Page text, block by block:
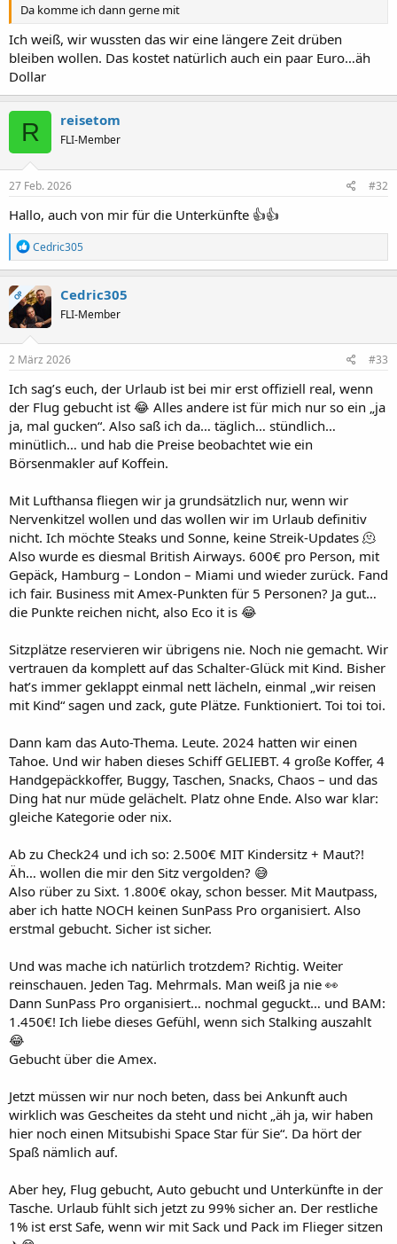
Da komme ich dann gerne mit
Ich weiß, wir wussten das wir eine längere Zeit drüben
bleiben wollen. Das kostet natürlich auch ein paar Euro…äh
Dollar
R reisetom
FLI-Member
27 Feb. 2026 #32
Hallo, auch von mir für die Unterkünfte 👍👍
R
e
a
k
t
i
o
n
e
:
Cedric305
OP Cedric305
FLI-Member
2 März 2026 #33
Ich sag’s euch, der Urlaub ist bei mir erst offiziell real, wenn
der Flug gebucht ist 😂 Alles andere ist für mich nur so ein „ja
ja, mal gucken“. Also saß ich da… täglich… stündlich…
minütlich… und hab die Preise beobachtet wie ein
Börsenmakler auf Koffein.
Mit Lufthansa fliegen wir ja grundsätzlich nur, wenn wir
Nervenkitzel wollen und das wollen wir im Urlaub definitiv
nicht. Ich möchte Steaks und Sonne, keine Streik-Updates 🫠
Also wurde es diesmal British Airways. 600€ pro Person, mit
Gepäck, Hamburg – London – Miami und wieder zurück. Fand
ich fair. Business mit Amex-Punkten für 5 Personen? Ja gut…
die Punkte reichen nicht, also Eco it is 😂
Sitzplätze reservieren wir übrigens nie. Noch nie gemacht. Wir
vertrauen da komplett auf das Schalter-Glück mit Kind. Bisher
hat’s immer geklappt einmal nett lächeln, einmal „wir reisen
mit Kind“ sagen und zack, gute Plätze. Funktioniert. Toi toi toi.
Dann kam das Auto-Thema. Leute. 2024 hatten wir einen
Tahoe. Und wir haben dieses Schiff GELIEBT. 4 große Koffer, 4
Handgepäckkoffer, Buggy, Taschen, Snacks, Chaos – und das
Ding hat nur müde gelächelt. Platz ohne Ende. Also war klar:
gleiche Kategorie oder nix.
Ab zu Check24 und ich so: 2.500€ MIT Kindersitz + Maut?!
Äh… wollen die mir den Sitz vergolden? 😅
Also rüber zu Sixt. 1.800€ okay, schon besser. Mit Mautpass,
aber ich hatte NOCH keinen SunPass Pro organisiert. Also
erstmal gebucht. Sicher ist sicher.
Und was mache ich natürlich trotzdem? Richtig. Weiter
reinschauen. Jeden Tag. Mehrmals. Man weiß ja nie 👀
Dann SunPass Pro organisiert… nochmal geguckt… und BAM:
1.450€! Ich liebe dieses Gefühl, wenn sich Stalking auszahlt
😂
Gebucht über die Amex.
Jetzt müssen wir nur noch beten, dass bei Ankunft auch
wirklich was Gescheites da steht und nicht „äh ja, wir haben
hier noch einen Mitsubishi Space Star für Sie“. Da hört der
Spaß nämlich auf.
Aber hey, Flug gebucht, Auto gebucht und Unterkünfte in der
Tasche. Urlaub fühlt sich jetzt zu 99% sicher an. Der restliche
1% ist erst Safe, wenn wir mit Sack und Pack im Flieger sitzen